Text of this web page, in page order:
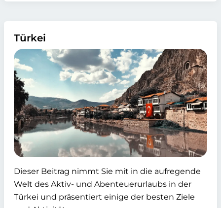
Türkei
Dieser Beitrag nimmt Sie mit in die aufregende
Welt des Aktiv- und Abenteuerurlaubs in der
Türkei und präsentiert einige der besten Ziele